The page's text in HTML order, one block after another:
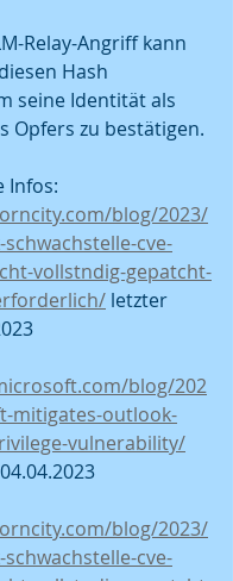
Relay-Angriff kann
Hash
seine Identität als
Opfers zu bestätigen.
Infos:
blog/2023/
cve-
vollstndig-gepatcht-
letzter
blog/202
mitigates-outlook-
vulnerability/
blog/2023/
cve-